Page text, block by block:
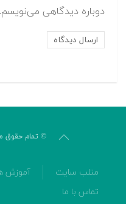
دوباره دیدگاهی می‌نویسم.
© تمام
متلب سایت آموزش
تماس با ما